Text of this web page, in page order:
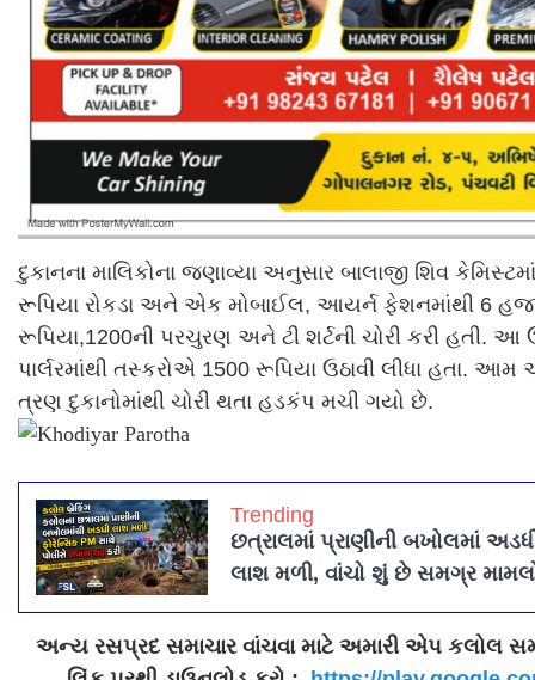
દુકાનના માલિકોના જણાવ્યા અનુસાર બાલાજી શિવ
રૂપિયા રોકડા અને એક મોબાઈલ, આયર્ન ફેશનમાંથી 6
રૂપિયા,1200ની પરચુરણ અને ટી શર્ટની ચોરી કરી હતી. આ
પાર્લરમાંથી તસ્કરોએ 1500 રૂપિયા ઉઠાવી લીધા હતા. આમ
ત્રણ દુકાનોમાંથી ચોરી થતા હડકંપ મચી ગયો છે.
Trending
છત્રાલમાં પ્રાણીની બખોલમાં
લાશ મળી, વાંચો શું છે સમગ્ર
અન્ય રસપ્રદ સમાચાર વાંચવા માટે અમારી એપ કલોલ